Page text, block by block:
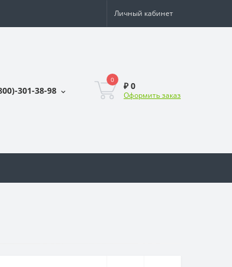
Личный кабинет
301-38-98
0
₽ 0
Оформить заказ